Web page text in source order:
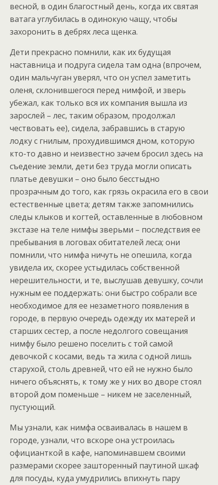
весной, в один благостный день, когда их святая
ватага углубилась в одинокую чащу, чтобы
захоронить в дебрях леса щенка.
Дети прекрасно помнили, как их будущая
наставница и подруга сидела там одна (впрочем,
один мальчуган уверял, что он успел заметить
оленя, склонившегося перед нимфой, и зверь
убежал, как только вся их компания вышла из
зарослей – лес, таким образом, продолжал
чествовать ее), сидела, забравшись в старую
лодку с гнилым, прохудившимся дном, которую
кто-то давно и неизвестно зачем бросил здесь на
съедение земли, дети без труда могли описать
платье девушки – оно было бесстыдно
прозрачным до того, как грязь окрасила его в свои
естественные цвета; детям также запомнились
следы клыков и когтей, оставленные в любовном
экстазе на теле нимфы зверьми – последствия ее
пребывания в логовах обитателей леса; они
помнили, что нимфа ничуть не опешила, когда
увидела их, скорее устыдилась собственной
нерешительности, и те, выслушав девушку, сочли
нужным ее поддержать: они быстро собрали все
необходимое для ее незаметного появления в
городе, в первую очередь одежду их матерей и
старших сестер, а после недолгого совещания
нимфу было решено поселить с той самой
девочкой с косами, ведь та жила с одной лишь
старухой, столь древней, что ей не нужно было
ничего объяснять, к тому же у них во дворе стоял
второй дом поменьше – никем не заселенный,
пустующий.
Мы узнали, как нимфа осваивалась в нашем в
городе, узнали, что вскоре она устроилась
официанткой в кафе, напоминавшем своими
размерами скорее зашторенный паутиной шкаф
для посуды, куда умудрились впихнуть пару